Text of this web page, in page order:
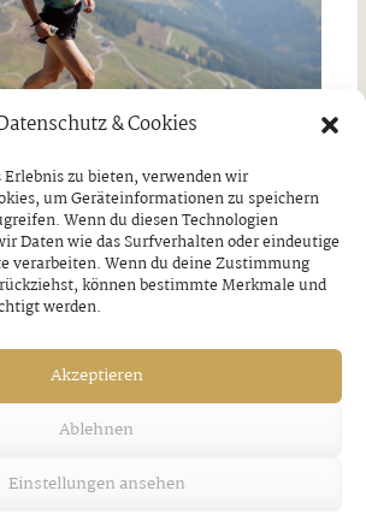
& Cookies
zu bieten, verwenden wir
um Geräteinformationen zu speichern
Wenn du diesen Technologien
Daten wie das Surfverhalten oder eindeutige
verarbeiten. Wenn du deine Zustimmung
können bestimmte Merkmale und
werden.
Akzeptieren
Ablehnen
Einstellungen ansehen
Festival am 09.